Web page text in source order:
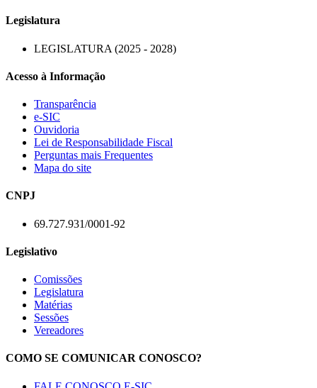
Legislatura
LEGISLATURA (2025 - 2028)
Acesso à Informação
Transparência
e-SIC
Ouvidoria
Lei de Responsabilidade Fiscal
Perguntas mais Frequentes
Mapa do site
CNPJ
69.727.931/0001-92
Legislativo
Comissões
Legislatura
Matérias
Sessões
Vereadores
COMO SE COMUNICAR CONOSCO?